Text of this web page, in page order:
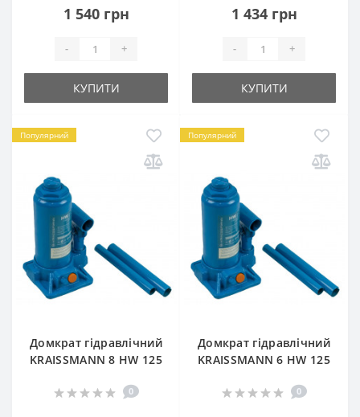
1 540 грн
- +
КУПИТИ
1 434 грн
- +
КУПИТИ
Популярний
Домкрат гідравлічний
KRAISSMANN 8 HW 125
0
Популярний
Домкрат гідравлічний
KRAISSMANN 6 HW 125
0